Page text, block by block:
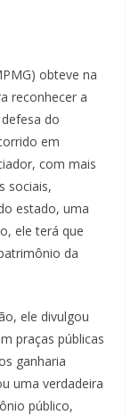
obteve na
reconhecer a
do
em
com mais
sociais,
estado, uma
ele terá que
da
ele divulgou
praças públicas
ganharia
uma verdadeira
público,